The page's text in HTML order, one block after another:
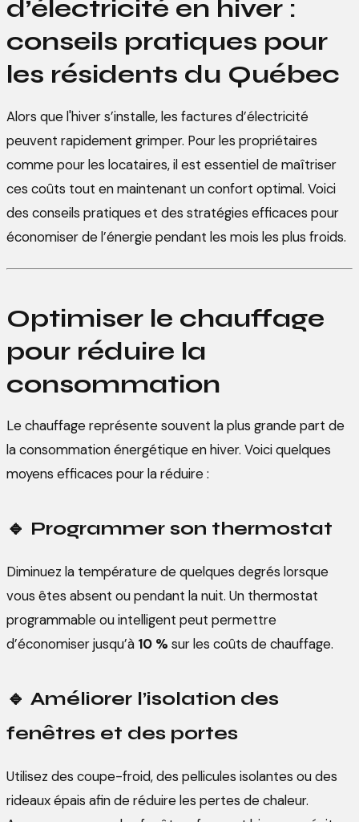
d’électricité en hiver :
conseils pratiques pour
les résidents du Québec
Alors que l'hiver s’installe, les factures d’électricité
peuvent rapidement grimper. Pour les propriétaires
comme pour les locataires, il est essentiel de maîtriser
ces coûts tout en maintenant un confort optimal. Voici
des conseils pratiques et des stratégies efficaces pour
économiser de l’énergie pendant les mois les plus froids.
Optimiser le chauffage
pour réduire la
consommation
Le chauffage représente souvent la plus grande part de
la consommation énergétique en hiver. Voici quelques
moyens efficaces pour la réduire :
🔹 Programmer son thermostat
Diminuez la température de quelques degrés lorsque
vous êtes absent ou pendant la nuit. Un thermostat
programmable ou intelligent peut permettre
d’économiser jusqu’à 10 % sur les coûts de chauffage.
🔹 Améliorer l’isolation des
fenêtres et des portes
Utilisez des coupe-froid, des pellicules isolantes ou des
rideaux épais afin de réduire les pertes de chaleur.